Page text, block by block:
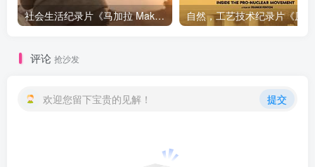
社会生活纪录片《马加拉 Makala》下载
评论 抢沙发
欢迎您留下宝贵的见解！ 提交